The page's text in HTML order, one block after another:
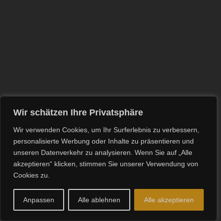
Wir schätzen Ihre Privatsphäre
Wir verwenden Cookies, um Ihr Surferlebnis zu verbessern,
personalisierte Werbung oder Inhalte zu präsentieren und
unseren Datenverkehr zu analysieren. Wenn Sie auf „Alle
akzeptieren“ klicken, stimmen Sie unserer Verwendung von
Cookies zu.
Anpassen Alle ablehnen Alle akzeptieren